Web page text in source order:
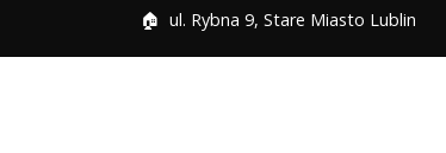
🏠 ul. Rybna 9, Stare Miasto Lublin